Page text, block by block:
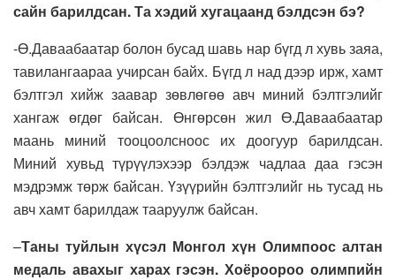
сайн барилдсан. Та хэдий хугацаанд бэлдсэн бэ?
-Ө.Даваабаатар болон бусад шавь нар бүгд л хувь заяа,
тавилангаараа учирсан байх. Бүгд л над дээр ирж, хамт
бэлтгэл хийж заавар зөвлөгөө авч миний бэлтгэлийг
хангаж өгдөг байсан. Өнгөрсөн жил Ө.Даваабаатар
маань миний тооцоолсноос их доогуур барилдсан.
Миний хувьд түрүүлэхээр бэлдэж чадлаа даа гэсэн
мэдрэмж төрж байсан. Үзүүрийн бэлтгэлийг нь тусад нь
авч хамт барилдаж тааруулж байсан.
–Таны туйлын хүсэл Монгол хүн Олимпоос алтан
медаль авахыг харах гэсэн. Хоёроороо олимпийн